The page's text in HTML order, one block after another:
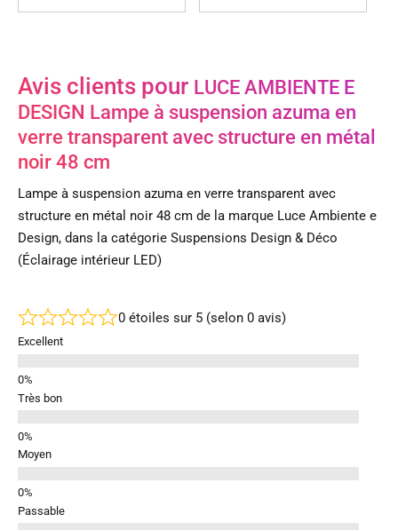
Avis clients pour LUCE AMBIENTE E
DESIGN Lampe à suspension azuma en
verre transparent avec structure en métal
noir 48 cm
Lampe à suspension azuma en verre transparent avec
structure en métal noir 48 cm de la marque Luce Ambiente e
Design, dans la catégorie Suspensions Design & Déco
(Éclairage intérieur LED)
0 étoiles sur 5 (selon 0 avis)
Excellent
Très bon
Moyen
Passable